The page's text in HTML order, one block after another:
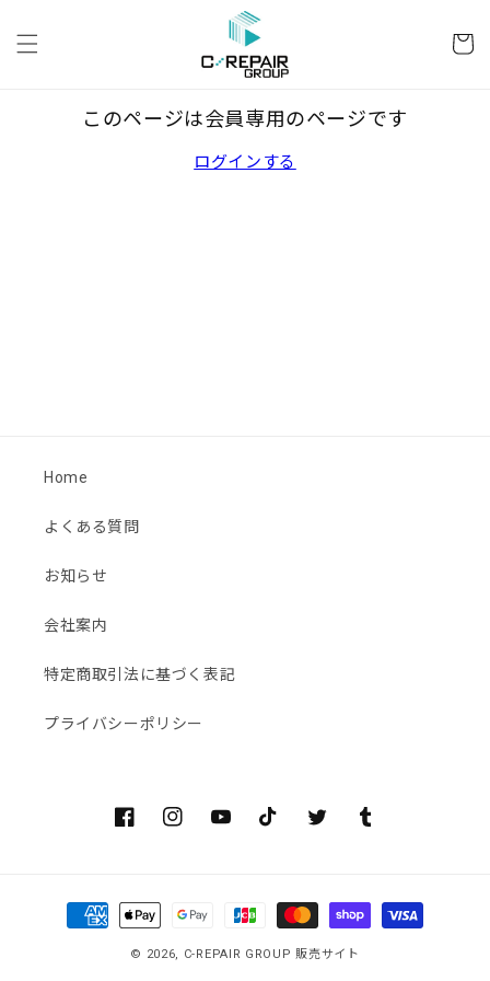
進む
ー
このページは会員専用のページです
ログインする
Home
よくある質問
お知らせ
会社案内
特定商取引法に基づく表記
プライバシーポリシー
FacebookInstagramYouTubeTikTok Twitter Tumblr
決
済
© 2026, C-REPAIR GROUP 販売サイト